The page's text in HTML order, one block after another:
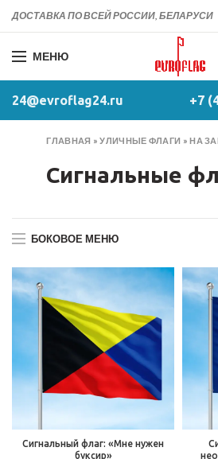
ДОСТАВКА ПО ВСЕЙ РОССИИ, БЕЛАРУСИ
МЕНЮ
24@evroflag24.ru +7
ГЛАВНАЯ »УЛИЧНЫЕ ФЛАГИ »НА
Сигнальные
БОКОВОЕ МЕНЮ
Сигнальный флаг: «Мне нужен
буксир»